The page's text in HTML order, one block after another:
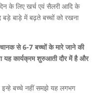
के लिए खर्च एवं सैलरी आदि के
बड़े बाड़े में बढ़ते बच्चों को रखना
से 6-7 बच्चों के मारे जाने की
यह कार्यक्रम शुरुआती दौर में है और
इन्हे बच्चे नहीं समझे यह लगभग